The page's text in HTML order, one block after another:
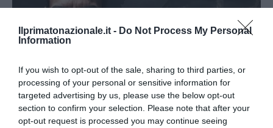
Ilprimatonazionale.it - Do Not Process My Personal
Information
If you wish to opt-out of the sale, sharing to third parties, or
processing of your personal or sensitive information for
targeted advertising by us, please use the below opt-out
section to confirm your selection. Please note that after your
opt-out request is processed you may continue seeing